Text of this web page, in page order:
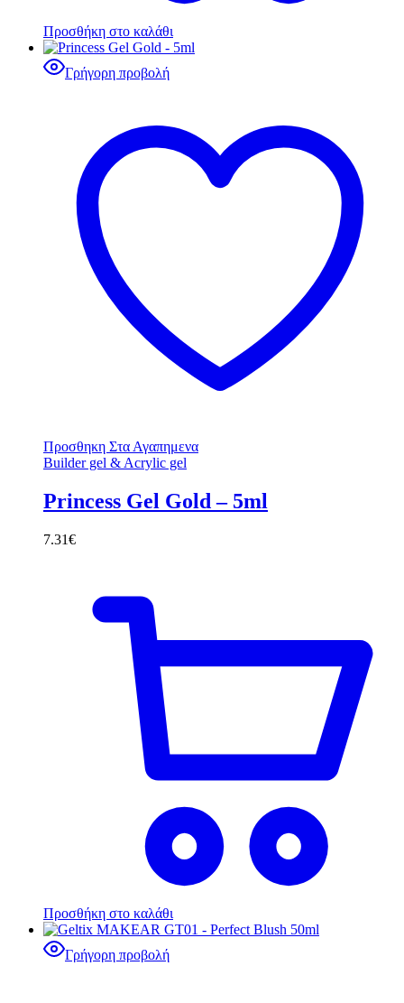
Προσθήκη στο καλάθι
Γρήγορη προβολή
Προσθηκη Στα Αγαπημενα
Builder gel & Acrylic gel
Princess Gel Gold – 5ml
7.31€
Προσθήκη στο καλάθι
Γρήγορη προβολή